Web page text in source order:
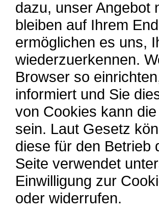
dazu, unser Angebot
bleiben auf Ihrem
ermöglichen es uns,
wiederzuerkennen.
Browser so
informiert und Sie
von Cookies kann
sein. Laut Gesetz
diese für den Betrieb
Seite verwendet
Einwilligung zur
oder widerrufen.